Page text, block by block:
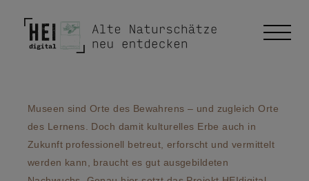
Museen sind Orte des Bewahrens – und zugleich Orte
des Lernens. Doch damit kulturelles Erbe auch in
Zukunft professionell betreut, erforscht und vermittelt
werden kann, braucht es gut ausgebildeten